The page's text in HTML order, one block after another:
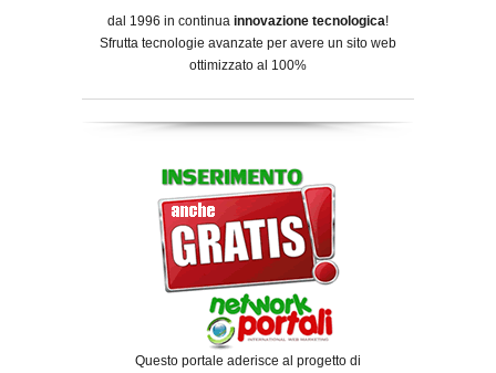
dal 1996 in continua innovazione tecnologica!
Sfrutta tecnologie avanzate per avere un sito web
ottimizzato al 100%
Questo portale aderisce al progetto di